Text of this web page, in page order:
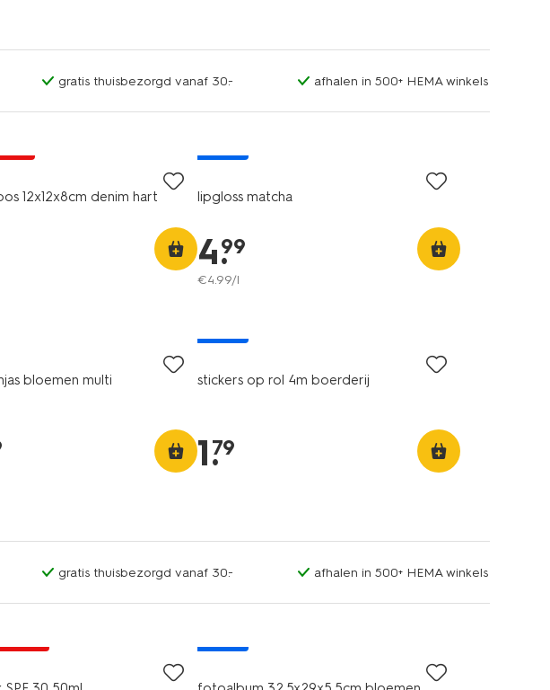
gratis thuisbezorgd vanaf 30.- afhalen in 500+ HEMA winkels
12x12x8cm denim hart lipgloss matcha
4.
99
€4.99/l
bloemen multi stickers op rol 4m boerderij
1.
79
gratis thuisbezorgd vanaf 30.- afhalen in 500+ HEMA winkels